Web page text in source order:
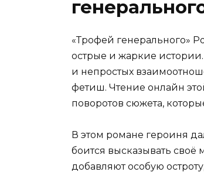
«Трофей генерального»
острые и жаркие истории.
и непростых
фетиш. Чтение онлайн
поворотов сюжета,
В этом романе героиня
боится высказывать
добавляют особую